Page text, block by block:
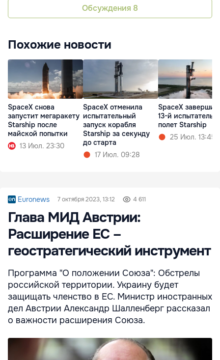
Обсуждения 8
Похожие новости
SpaceX снова
запустит мегаракету
Starship после
майской попытки
13 Июл. 23:30
SpaceX отменила
испытательный
запуск корабля
Starship за секунду
до старта
17 Июл. 09:28
SpaceX
13-й
полет Starship
25 Июл. 13:45
Euronews 7 октября 2023, 13:12 4 611
Глава МИД Австрии:
Расширение ЕС –
геостратегический инструмент
Программа "О положении Союза": Обстрелы
российской территории. Украину будет
защищать членство в ЕС. Министр иностранных
дел Австрии Александр Шалленберг рассказал
о важности расширения Союза.